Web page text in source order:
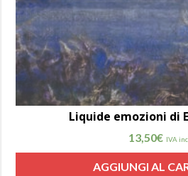
Liquide emozioni di
13,50€ IVA
AGGIUNGI AL